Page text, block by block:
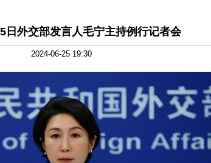
日外交部发言人毛宁主持例行记者会
2024-06-25 19:30